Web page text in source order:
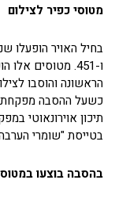
מטוסי כפיר לצילום
ו-451. מטוסים
הראשונה והוסבו
כשעל ההסבה מפקחת
תיכון אוירונאוטי
בטייסת "שומרי
בהסבה בוצעו